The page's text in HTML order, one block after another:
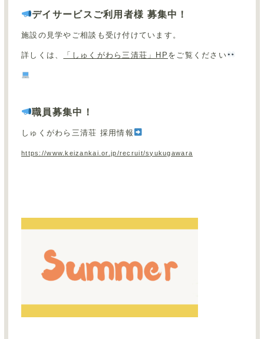
デイサービスご利用者様 募集中！
施設の見学やご相談も受け付けています。
詳しくは、 「しゅくがわら三清荘」HP をご覧ください
職員募集中！
しゅくがわら三清荘 採用情報
https://www.keizankai.or.jp/recruit/syukugawara